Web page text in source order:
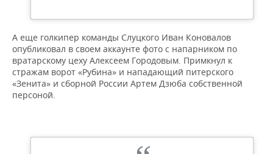
А еще голкипер команды Слуцкого Иван Коновалов
опубликовал в своем аккаунте фото с напарником по
вратарскому цеху Алексеем Городовым. Примкнул к
стражам ворот «Рубина» и нападающий питерского
«Зенита» и сборной России Артем Дзюба собственной
персоной.